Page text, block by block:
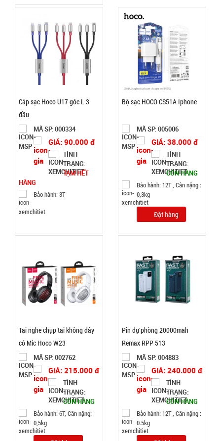
Băng keo
TRONG (
TÌNH
TRẠNG:
tình nhân
love MÃ
000928
GIÁ:
Cáp sạc Hoco U17 góc L 3
đầu
MÃ SP: 000334
GIÁ: 90.000 đ
TÌNH
TRẠNG:
TẠM HẾT
HÀNG
Bảo hành: 3T
Bộ sạc HOCO CS51A Iphone
MÃ SP: 005006
GIÁ: 38.000 đ
TÌNH
TRẠNG:
CÒN HÀNG
Bảo hành: 12T , Cân nặng :
0,3kg
Đặt hàng
Tai nghe chụp tai không dây
có Mic Hoco W23
MÃ SP: 002762
GIÁ: 215.000 đ
TÌNH
TRẠNG:
CÒN HÀNG
Bảo hành: 6T, Cân nặng:
0,5kg
Pin dự phòng 20000mah
Remax RPP 513
MÃ SP: 004883
GIÁ: 240.000 đ
TÌNH
TRẠNG:
CÒN HÀNG
Bảo hành: 12T , Cân nặng :
0.5kg